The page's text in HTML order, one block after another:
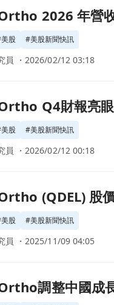
億至 29 億美元，推動
2026 年營收
美股 #美股新聞快訊
員 ・2026/02/12 03:18
EPS指引不佳，股價下
Q4財報亮眼
美股 #美股新聞快訊
員 ・2026/02/12 00:18
在價值是否被低估？頁
(QDEL) 股
美股 #美股新聞快訊
員 ・2025/11/09 04:05
增長，成本措施助力
調整中國成